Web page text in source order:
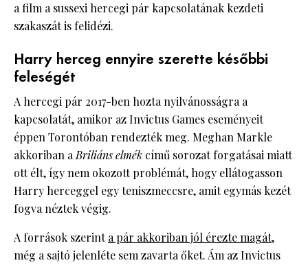
a film a sussexi hercegi pár kapcsolatának kezdeti
szakaszát is felidézi.
Harry herceg ennyire szerette későbbi
feleségét
A hercegi pár 2017-ben hozta nyilvánosságra a
kapcsolatát, amikor az Invictus Games eseményeit
éppen Torontóban rendezték meg. Meghan Markle
akkoriban aBriliáns elmék című sorozat forgatásai miatt
ott élt, így nem okozott problémát, hogy ellátogasson
Harry herceggel egy teniszmeccsre, amit egymás kezét
fogva néztek végig.
A források szerinta pár akkoriban jól érezte magát,
még a sajtó jelenléte sem zavarta őket. Ám az Invictus